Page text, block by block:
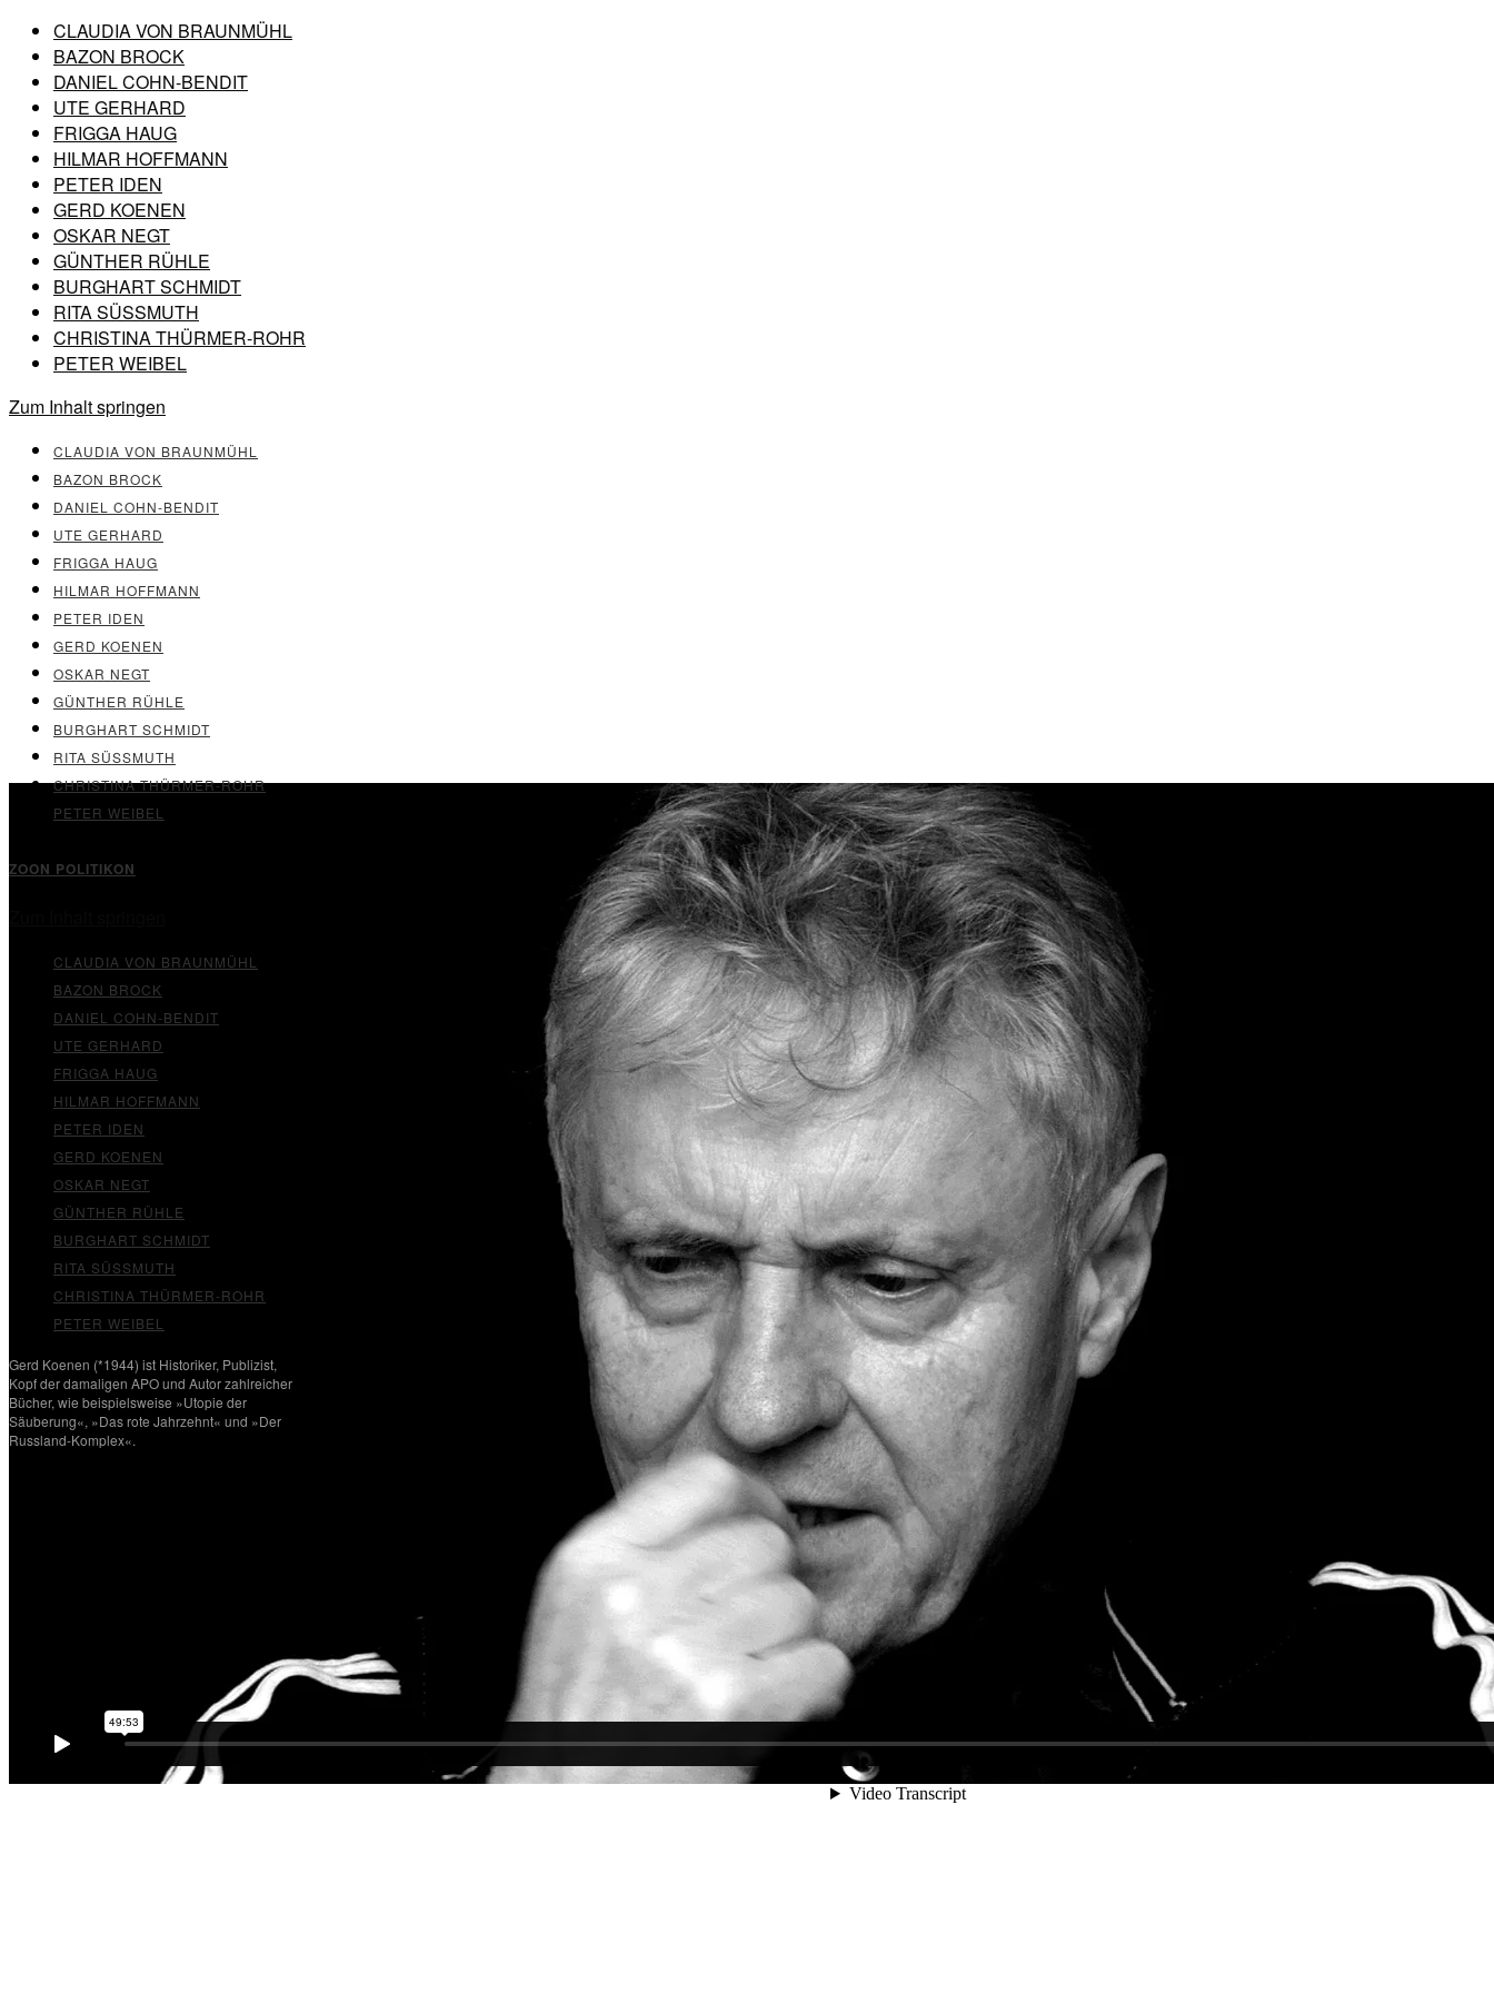
CLAUDIA VON BRAUNMÜHL
BAZON BROCK
DANIEL COHN-BENDIT
UTE GERHARD
FRIGGA HAUG
HILMAR HOFFMANN
PETER IDEN
GERD KOENEN
OSKAR NEGT
GÜNTHER RÜHLE
BURGHART SCHMIDT
RITA SÜSSMUTH
CHRISTINA THÜRMER-ROHR
PETER WEIBEL
Zum Inhalt springen
CLAUDIA VON BRAUNMÜHL
BAZON BROCK
DANIEL COHN-BENDIT
UTE GERHARD
FRIGGA HAUG
HILMAR HOFFMANN
PETER IDEN
GERD KOENEN
OSKAR NEGT
GÜNTHER RÜHLE
BURGHART SCHMIDT
RITA SÜSSMUTH
CHRISTINA THÜRMER-ROHR
PETER WEIBEL
ZOON POLITIKON
CLAUDIA VON BRAUNMÜHL
BAZON BROCK
DANIEL COHN-BENDIT
UTE GERHARD
FRIGGA HAUG
HILMAR HOFFMANN
PETER IDEN
GERD KOENEN
OSKAR NEGT
GÜNTHER RÜHLE
BURGHART SCHMIDT
RITA SÜSSMUTH
CHRISTINA THÜRMER-ROHR
PETER WEIBEL
Gerd Koenen (*1944) ist Historiker, Publizist,
Kopf der damaligen APO und Autor zahlreicher
Bücher, wie beispielsweise »Utopie der
Säuberung«, »Das rote Jahrzehnt« und »Der
Russland-Komplex«.